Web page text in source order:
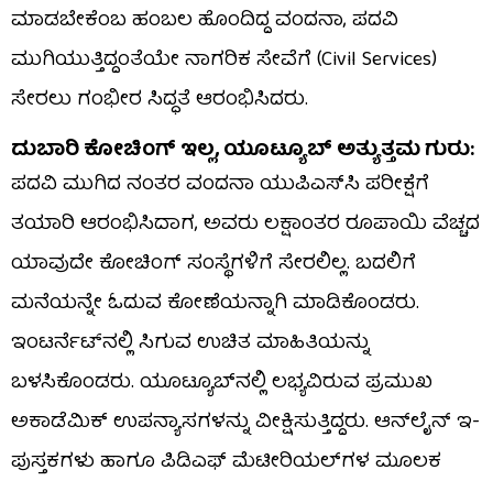
ಮಾಡಬೇಕೆಂಬ ಹಂಬಲ ಹೊಂದಿದ್ದ ವಂದನಾ, ಪದವಿ
ಮುಗಿಯುತ್ತಿದ್ದಂತೆಯೇ ನಾಗರಿಕ ಸೇವೆಗೆ (Civil Services)
ಸೇರಲು ಗಂಭೀರ ಸಿದ್ಧತೆ ಆರಂಭಿಸಿದರು.
ದುಬಾರಿ ಕೋಚಿಂಗ್ ಇಲ್ಲ, ಯೂಟ್ಯೂಬ್‌ ಅತ್ಯುತ್ತಮ ಗುರು:
ಪದವಿ ಮುಗಿದ ನಂತರ ವಂದನಾ ಯುಪಿಎಸ್‌ಸಿ ಪರೀಕ್ಷೆಗೆ
ತಯಾರಿ ಆರಂಭಿಸಿದಾಗ, ಅವರು ಲಕ್ಷಾಂತರ ರೂಪಾಯಿ ವೆಚ್ಚದ
ಯಾವುದೇ ಕೋಚಿಂಗ್ ಸಂಸ್ಥೆಗಳಿಗೆ ಸೇರಲಿಲ್ಲ. ಬದಲಿಗೆ
ಮನೆಯನ್ನೇ ಓದುವ ಕೋಣೆಯನ್ನಾಗಿ ಮಾಡಿಕೊಂಡರು.
ಇಂಟರ್ನೆಟ್‌ನಲ್ಲಿ ಸಿಗುವ ಉಚಿತ ಮಾಹಿತಿಯನ್ನು
ಬಳಸಿಕೊಂಡರು. ಯೂಟ್ಯೂಬ್‌ನಲ್ಲಿ ಲಭ್ಯವಿರುವ ಪ್ರಮುಖ
ಅಕಾಡೆಮಿಕ್ ಉಪನ್ಯಾಸಗಳನ್ನು ವೀಕ್ಷಿಸುತ್ತಿದ್ದರು. ಆನ್‌ಲೈನ್ ಇ-
ಪುಸ್ತಕಗಳು ಹಾಗೂ ಪಿಡಿಎಫ್ ಮೆಟೀರಿಯಲ್‌ಗಳ ಮೂಲಕ